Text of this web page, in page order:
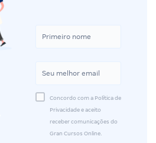
Concordo com a Política de
Privacidade e aceito
receber comunicações do
Gran Cursos Online.